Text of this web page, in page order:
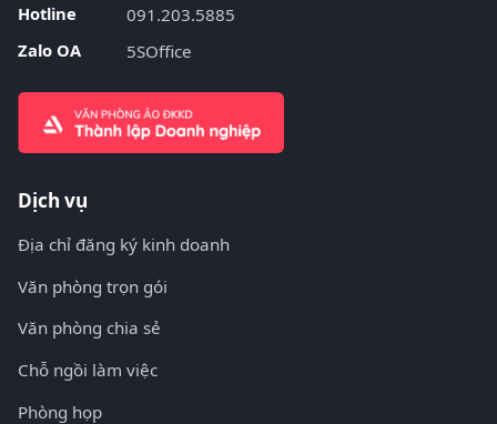
Hotline
091.203.5885
Zalo OA
5SOffice
Dịch vụ
Địa chỉ đăng ký kinh doanh
Văn phòng trọn gói
Văn phòng chia sẻ
Chỗ ngồi làm việc
Phòng họp